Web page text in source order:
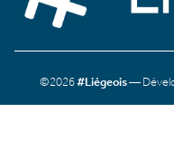
©2026#Liégeois—